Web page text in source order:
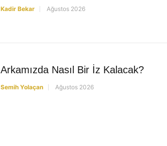
Kadir Bekar Ağustos 2026
Arkamızda Nasıl Bir İz Kalacak?
Semih Yolaçan Ağustos 2026